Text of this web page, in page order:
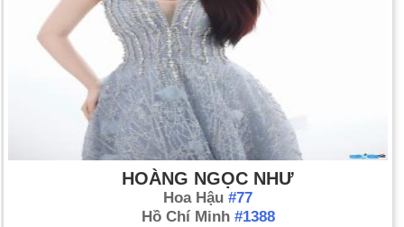
HOÀNG NGỌC NHƯ
Hoa Hậu #77
Hồ Chí Minh #1388